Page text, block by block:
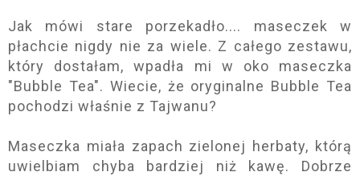
Jak mówi stare porzekadło.... maseczek w
płachcie nigdy nie za wiele. Z całego zestawu,
który dostałam, wpadła mi w oko maseczka
"Bubble Tea". Wiecie, że oryginalne Bubble Tea
pochodzi właśnie z Tajwanu?
Maseczka miała zapach zielonej herbaty, którą
uwielbiam chyba bardziej niż kawę. Dobrze